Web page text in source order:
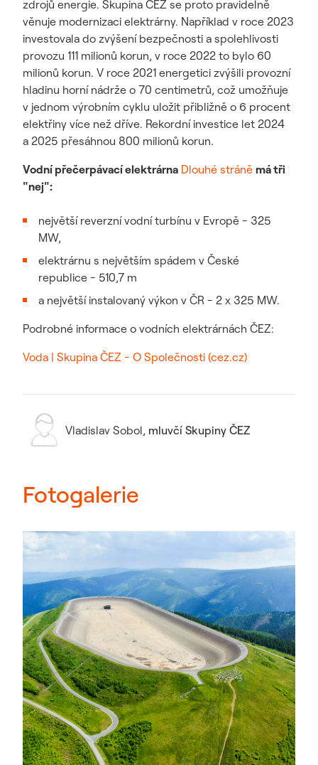
zdrojů energie. Skupina ČEZ se proto pravidelně
věnuje modernizaci elektrárny. Například v roce 2023
investovala do zvýšení bezpečnosti a spolehlivosti
provozu 111 milionů korun, v roce 2022 to bylo 60
milionů korun. V roce 2021 energetici zvýšili provozní
hladinu horní nádrže o 70 centimetrů, což umožňuje
v jednom výrobním cyklu uložit přibližně o 6 procent
elektřiny více než dříve. Rekordní investice let 2024
a 2025 přesáhnou 800 milionů korun.
Vodní přečerpávací elektrárna Dlouhé stráně má tři
"nej":
největší reverzní vodní turbínu v Evropě - 325
MW,
elektrárnu s největším spádem v České
republice - 510,7 m
a největší instalovaný výkon v ČR - 2 x 325 MW.
Podrobné informace o vodních elektrárnách ČEZ:
Voda | Skupina ČEZ - O Společnosti (cez.cz)
Vladislav Sobol, mluvčí Skupiny ČEZ
Fotogalerie